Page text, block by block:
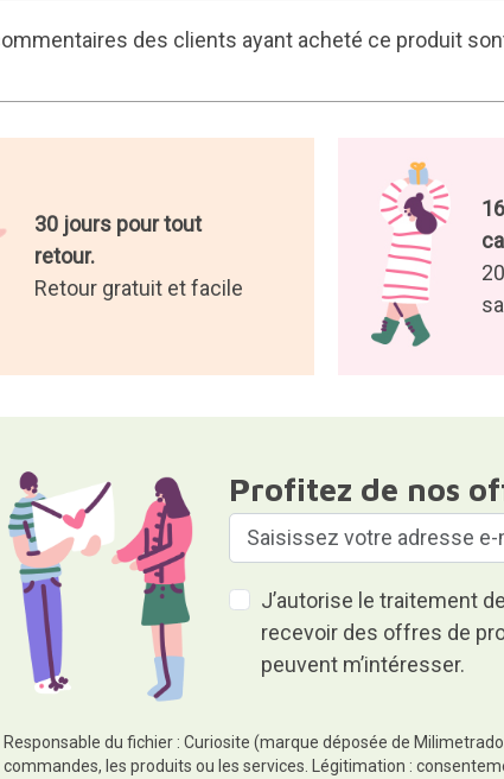
des clients ayant acheté ce produit
30 jours pour tout
retour.
Retour gratuit et facile
Profitez de nos
J’autorise le traitement
recevoir des offres de
peuvent m’intéresser.
Responsable du fichier : Curiosite (marque déposée de
commandes, les produits ou les services. Légitimation :